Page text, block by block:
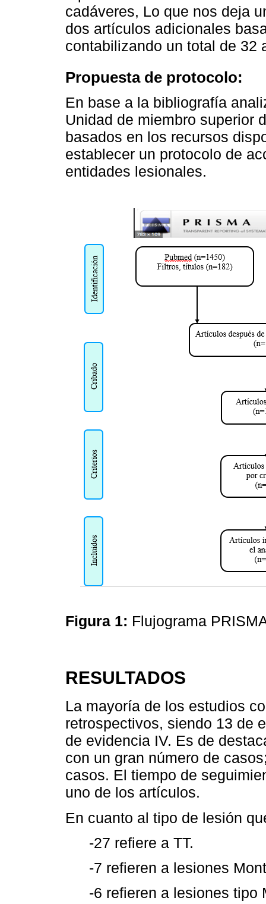
cadáveres, Lo que nos deja
dos artículos adicionales
contabilizando un total de 32
Propuesta de protocolo:
En base a la bibliografía
Unidad de miembro superior
basados en los recursos
establecer un protocolo de
entidades lesionales.
Figura 1: Flujograma
RESULTADOS
La mayoría de los estudios
retrospectivos, siendo 13 de
de evidencia IV. Es de
con un gran número de
casos. El tiempo de
uno de los artículos.
En cuanto al tipo de lesión
-27 refiere a TT.
-7 refieren a lesiones
-6 refieren a lesiones tipo